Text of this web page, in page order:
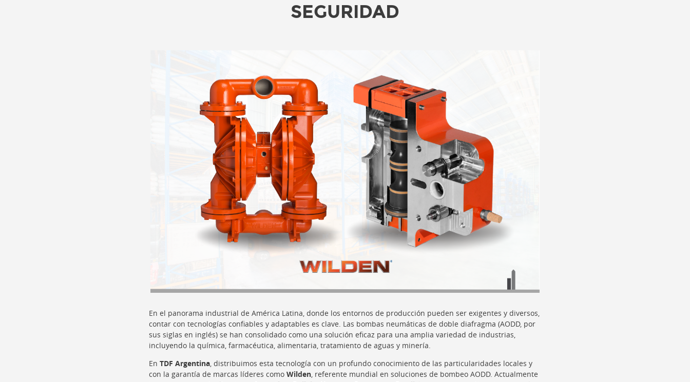
SEGURIDAD
En el panorama industrial de América Latina, donde los entornos de producción pueden ser exigentes y diversos,
contar con tecnologías confiables y adaptables es clave. Las bombas neumáticas de doble diafragma (AODD, por
sus siglas en inglés) se han consolidado como una solución eficaz para una amplia variedad de industrias,
incluyendo la química, farmacéutica, alimentaria, tratamiento de aguas y minería.
EnTDF Argentina, distribuimos esta tecnología con un profundo conocimiento de las particularidades locales y
con la garantía de marcas líderes comoWilden, referente mundial en soluciones de bombeo AODD. Actualmente